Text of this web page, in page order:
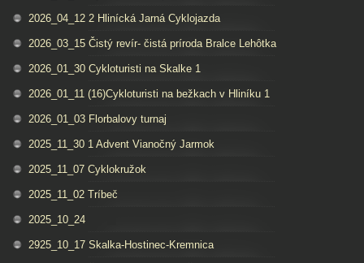
2026_04_12 2 Hlinícká Jarná Cyklojazda
2026_03_15 Čistý revír- čistá príroda Bralce Lehôtka
2026_01_30 Cykloturisti na Skalke 1
2026_01_11 (16)Cykloturisti na bežkach v Hliníku 1
2026_01_03 Florbalovy turnaj
2025_11_30 1 Advent Vianočný Jarmok
2025_11_07 Cyklokružok
2025_11_02 Tríbeč
2025_10_24
2925_10_17 Skalka-Hostinec-Kremnica